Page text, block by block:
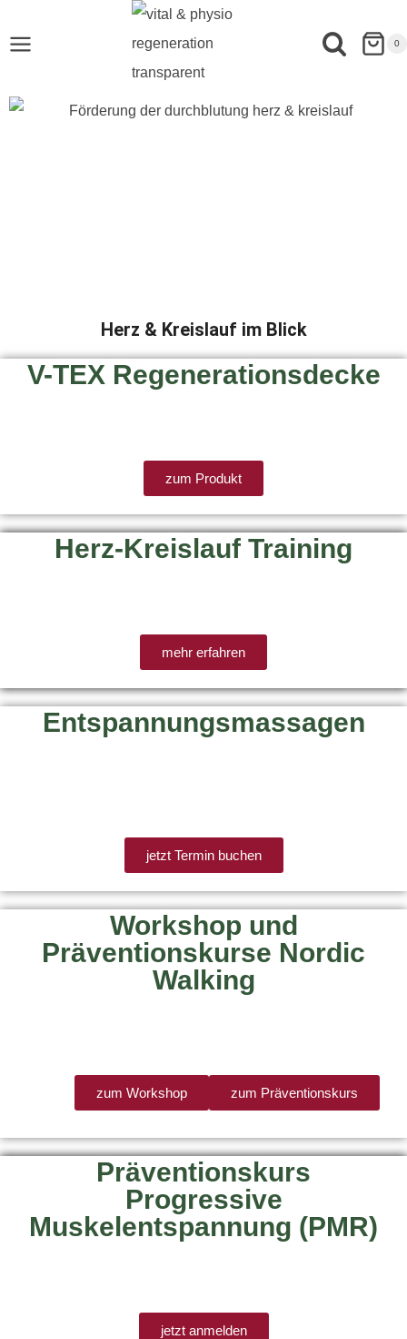
0
Herz & Kreislauf im Blick
V-TEX Regenerationsdecke
zum Produkt
Herz-Kreislauf Training
mehr erfahren
Entspannungsmassagen
jetzt Termin buchen
Workshop und
Präventionskurse Nordic
Walking
zum Präventionskurs
zum Workshop
Präventionskurs
Progressive
Muskelentspannung (PMR)
jetzt anmelden